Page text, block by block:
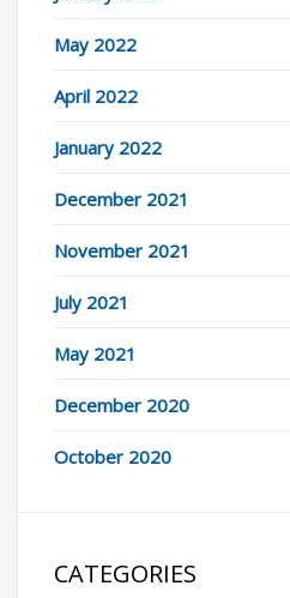
May 2022
April 2022
January 2022
December 2021
November 2021
July 2021
May 2021
December 2020
October 2020
CATEGORIES